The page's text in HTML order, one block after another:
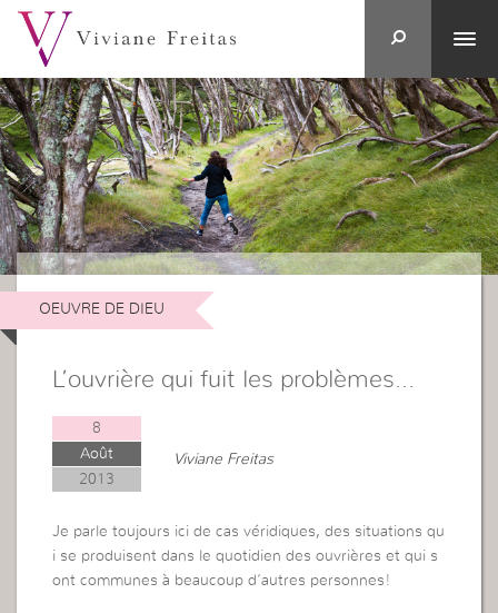
OEUVRE DE DIEU
L’ouvrière qui fuit les problèmes…
8
Août
2013
Viviane Freitas
Je parle toujours ici de cas véridiques, des situations qu
i se produisent dans le quotidien des ouvrières et qui s
ont communes à beaucoup d’autres personnes!